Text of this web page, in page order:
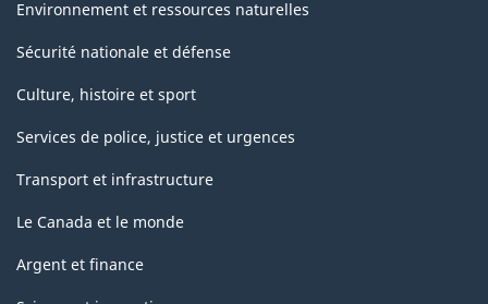
Environnement et ressources naturelles
Sécurité nationale et défense
Culture, histoire et sport
Services de police, justice et urgences
Transport et infrastructure
Le Canada et le monde
Argent et finance